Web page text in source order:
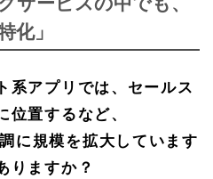
化」
アプリでは、セールス
置するなど、
に規模を拡大しています
りますか？